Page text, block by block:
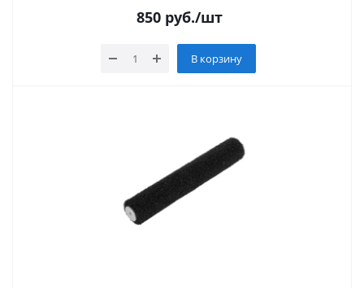
850руб./шт
В корзину